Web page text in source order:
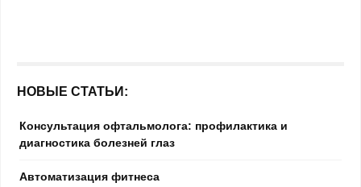
НОВЫЕ СТАТЬИ:
Консультация офтальмолога: профилактика и
диагностика болезней глаз
Автоматизация фитнеса